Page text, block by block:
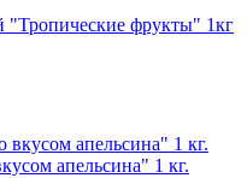
фрукты" 1кг
апельсина" 1 кг.